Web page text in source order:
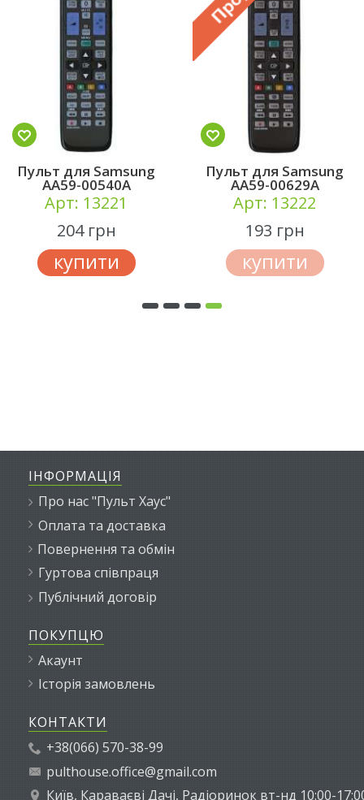
Пульт для Samsung
AA59-00540A
Арт: 13221
204 грн
купити
Пульт для Samsung
AA59-00629A
Арт: 13222
193 грн
купити
ІНФОРМАЦІЯ
Про нас "Пульт Хаус"
Оплата та доставка
Повернення та обмін
Гуртова співпраця
Публічний договір
ПОКУПЦЮ
Акаунт
Історія замовлень
КОНТАКТИ
+38(066) 570-38-99
pulthouse.office@gmail.com
Київ, Караваєві Дачі, Радіоринок вт-нд 10:00-